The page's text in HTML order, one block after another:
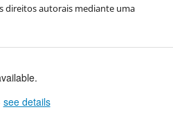
direitos autorais mediante uma
see details